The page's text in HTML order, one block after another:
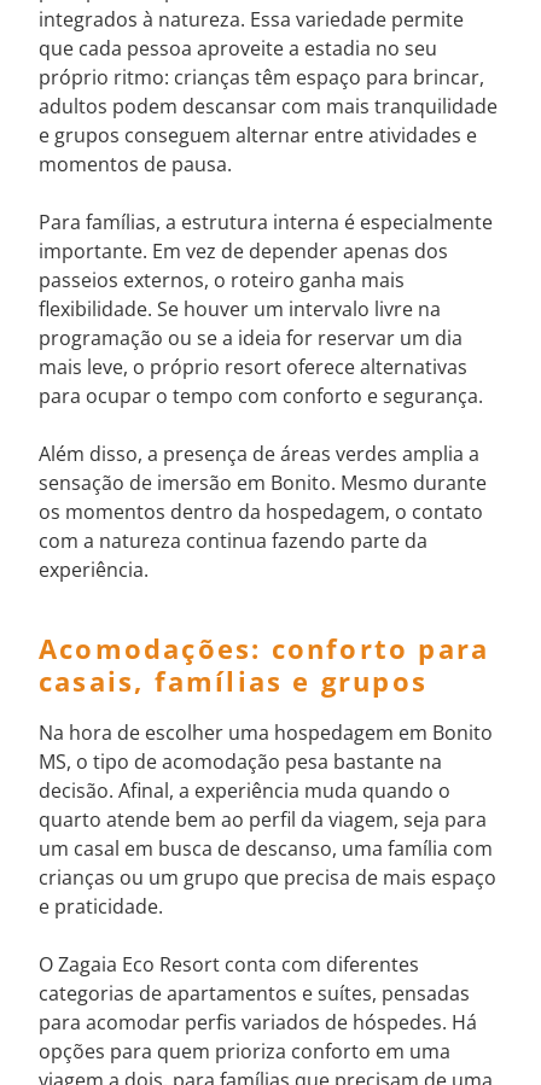
integrados à natureza. Essa variedade permite
que cada pessoa aproveite a estadia no seu
próprio ritmo: crianças têm espaço para brincar,
adultos podem descansar com mais tranquilidade
e grupos conseguem alternar entre atividades e
momentos de pausa.
Para famílias, a estrutura interna é especialmente
importante. Em vez de depender apenas dos
passeios externos, o roteiro ganha mais
flexibilidade. Se houver um intervalo livre na
programação ou se a ideia for reservar um dia
mais leve, o próprio resort oferece alternativas
para ocupar o tempo com conforto e segurança.
Além disso, a presença de áreas verdes amplia a
sensação de imersão em Bonito. Mesmo durante
os momentos dentro da hospedagem, o contato
com a natureza continua fazendo parte da
experiência.
Acomodações: conforto para
casais, famílias e grupos
Na hora de escolher uma hospedagem em Bonito
MS, o tipo de acomodação pesa bastante na
decisão. Afinal, a experiência muda quando o
quarto atende bem ao perfil da viagem, seja para
um casal em busca de descanso, uma família com
crianças ou um grupo que precisa de mais espaço
e praticidade.
O Zagaia Eco Resort conta com diferentes
categorias de apartamentos e suítes, pensadas
para acomodar perfis variados de hóspedes. Há
opções para quem prioriza conforto em uma